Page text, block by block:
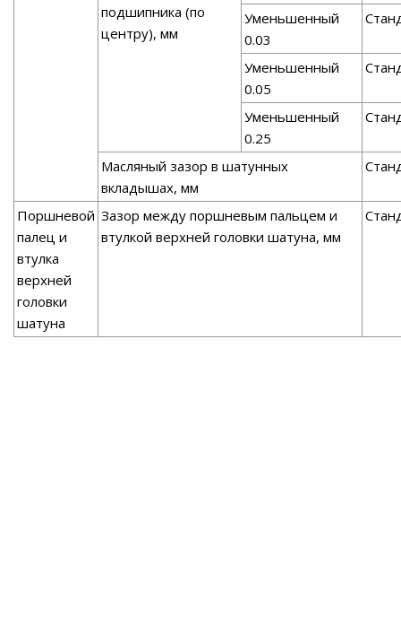
подшипника (по
центру), мм
Уменьшенный
0.03
Уменьшенный
0.05
Уменьшенный
0.25
Масляный зазор в шатунных
вкладышах, мм
Поршневой
палец и
втулка
верхней
головки
шатуна
Зазор между поршневым пальцем и
втулкой верхней головки шатуна, мм